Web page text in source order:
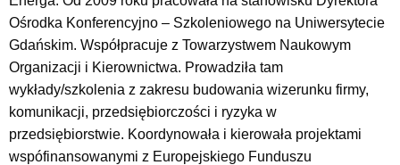
Ośrodka Konferencyjno – Szkoleniowego na Uniwersytecie
Gdańskim. Współpracuje z Towarzystwem Naukowym
Organizacji i Kierownictwa. Prowadziła tam
wykłady/szkolenia z zakresu budowania wizerunku firmy,
komunikacji, przedsiębiorczości i ryzyka w
przedsiębiorstwie. Koordynowała i kierowała projektami
wspófinansowanymi z Europejskiego Funduszu